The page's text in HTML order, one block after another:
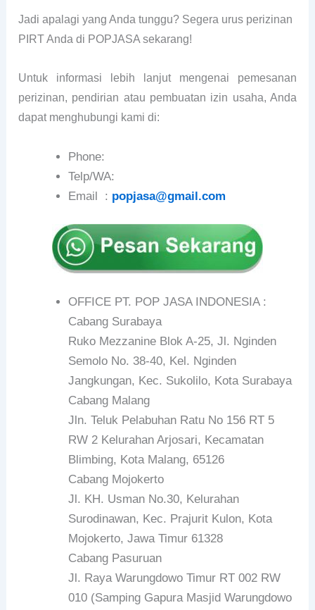
Jadi apalagi yang Anda tunggu? Segera urus perizinan
PIRT Anda di POPJASA sekarang!
Untuk informasi lebih lanjut mengenai pemesanan
perizinan, pendirian atau pembuatan izin usaha, Anda
dapat menghubungi kami di:
Phone:
Telp/WA:
Email : popjasa@gmail.com
OFFICE PT. POP JASA INDONESIA :
Cabang Surabaya
Ruko Mezzanine Blok A-25, Jl. Nginden
Semolo No. 38-40, Kel. Nginden
Jangkungan, Kec. Sukolilo, Kota Surabaya
Cabang Malang
Jln. Teluk Pelabuhan Ratu No 156 RT 5
RW 2 Kelurahan Arjosari, Kecamatan
Blimbing, Kota Malang, 65126
Cabang Mojokerto
Jl. KH. Usman No.30, Kelurahan
Surodinawan, Kec. Prajurit Kulon, Kota
Mojokerto, Jawa Timur 61328
Cabang Pasuruan
Jl. Raya Warungdowo Timur RT 002 RW
010 (Samping Gapura Masjid Warungdowo